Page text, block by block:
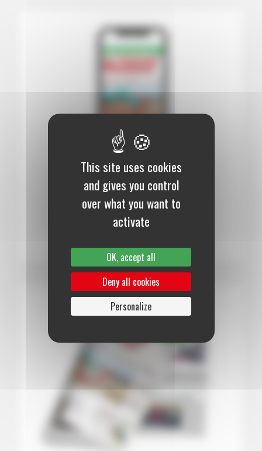
12 mois :99,00 €
Numérique
S’abonner au journal
This site uses cookies
and gives you control
over what you want to
activate
OK, accept all
Deny all cookies
Personalize